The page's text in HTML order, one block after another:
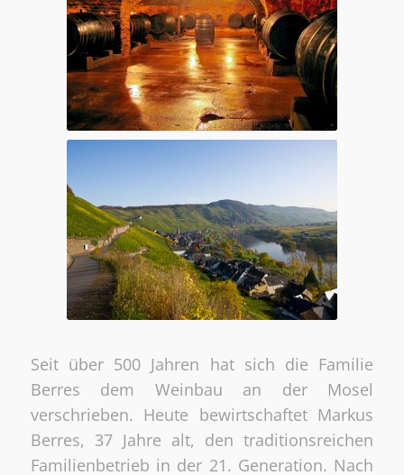
Seit über 500 Jahren hat sich die Familie
Berres dem Weinbau an der Mosel
verschrieben. Heute bewirtschaftet Markus
Berres, 37 Jahre alt, den traditionsreichen
Familienbetrieb in der 21. Generation. Nach